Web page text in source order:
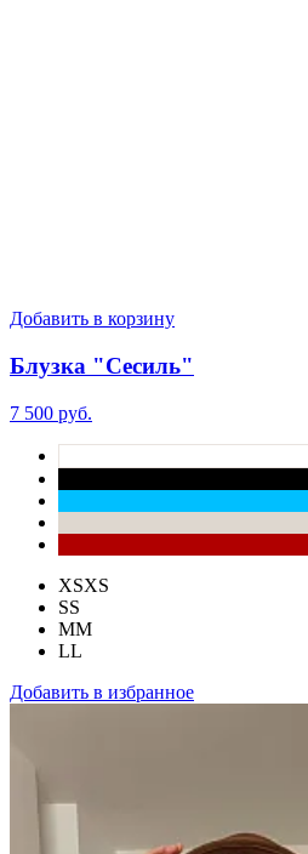
Добавить в корзину
Блузка "Сесиль"
7 500 руб.
XSXS
SS
MM
LL
Добавить в избранное